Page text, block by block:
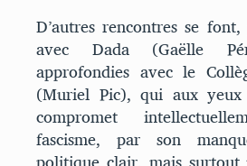
D’autres rencontres se
avec Dada (Gaëlle
approfondies avec le
(Muriel Pic), qui aux
compromet
fascisme, par son